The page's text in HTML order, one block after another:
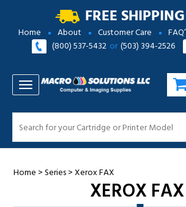
FREE SHIPPING
Home About Customer Care
(800) 537-5432 or (503) 394-2526
TOGGLE NAVIGATION
Home >Series>Xerox FAX
XEROX FAX